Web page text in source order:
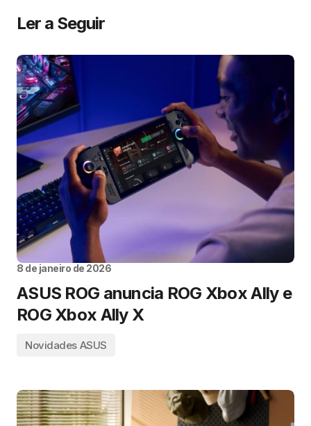
Ler a Seguir
8 de janeiro de 2026
ASUS ROG anuncia ROG Xbox Ally e
ROG Xbox Ally X
Novidades ASUS